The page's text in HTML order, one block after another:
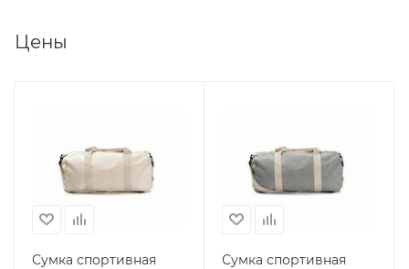
Цены
Сумка спортивная
Сумка спортивная